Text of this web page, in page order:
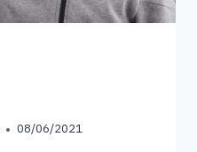
08/06/2021